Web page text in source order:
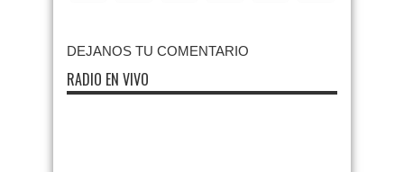
DEJANOS TU COMENTARIO
RADIO EN VIVO